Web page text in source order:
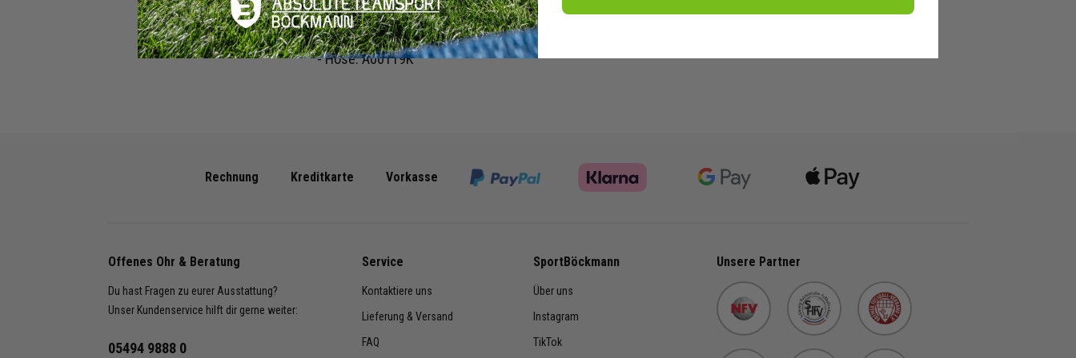
- Hose: JI6551, IW0447
Shop Bestellnummer:
- Hose: A00119K
Rechnung Kreditkarte Vorkasse
Offenes Ohr & Beratung
Du hast Fragen zu eurer Ausstattung?
Unser Kundenservice hilft dir gerne weiter:
05494 9888 0
Service
Kontaktiere uns
Lieferung & Versand
FAQ
SportBöckmann
Über uns
Instagram
TikTok
Unsere Partner